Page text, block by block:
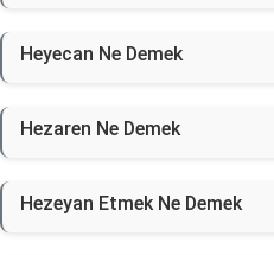
Heyecan Ne Demek
Hezaren Ne Demek
Hezeyan Etmek Ne Demek